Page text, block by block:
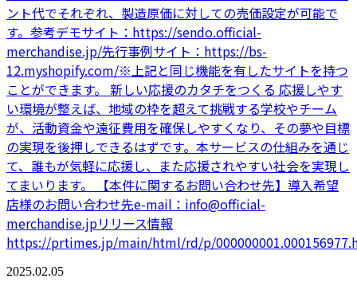
ント代でそれぞれ、製造原価に対しての売価設定が可能で
す。参考デモサイト：https://sendo.official-
merchandise.jp/先行事例サイト：https://bs-
12.myshopify.com/※上記と同じ機能を有したサイトを持つ
ことができます。 新しい応援のカタチをつくる 応援しやす
い環境が整えば、地域の枠を超えて挑戦する学校やチーム
が、活動資金や遠征費用を確保しやすくなり、その夢や目標
の実現を後押しできるはずです。本サービスの仕組みを通じ
て、誰もが気軽に応援し、また応援されやすい社会を実現し
てまいります。 【本件に関するお問い合わせ先】導入希望
店様のお問い合わせ先e-mail：info@official-
merchandise.jpリリース情報
https://prtimes.jp/main/html/rd/p/
2025.02.05